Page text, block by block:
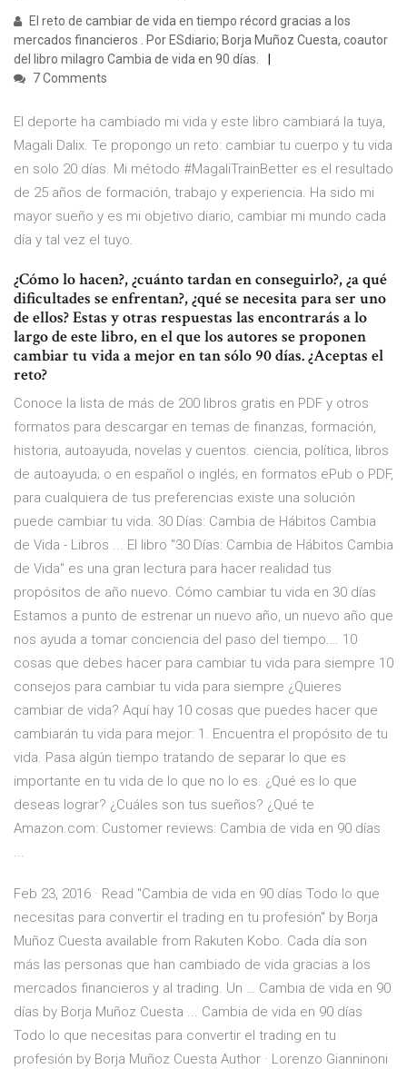
El reto de cambiar de vida en tiempo récord gracias a los
mercados financieros . Por ESdiario; Borja Muñoz Cuesta, coautor
del libro milagro Cambia de vida en 90 días.
7 Comments
El deporte ha cambiado mi vida y este libro cambiará la tuya,
Magali Dalix. Te propongo un reto: cambiar tu cuerpo y tu vida
en solo 20 días. Mi método #MagaliTrainBetter es el resultado
de 25 años de formación, trabajo y experiencia. Ha sido mi
mayor sueño y es mi objetivo diario, cambiar mi mundo cada
día y tal vez el tuyo.
¿Cómo lo hacen?, ¿cuánto tardan en conseguirlo?, ¿a qué
dificultades se enfrentan?, ¿qué se necesita para ser uno
de ellos? Estas y otras respuestas las encontrarás a lo
largo de este libro, en el que los autores se proponen
cambiar tu vida a mejor en tan sólo 90 días. ¿Aceptas el
reto?
Conoce la lista de más de 200 libros gratis en PDF y otros
formatos para descargar en temas de finanzas, formación,
historia, autoayuda, novelas y cuentos. ciencia, política, libros
de autoayuda; o en español o inglés; en formatos ePub o PDF,
para cualquiera de tus preferencias existe una solución
puede cambiar tu vida. 30 Días: Cambia de Hábitos Cambia
de Vida - Libros ... El libro "30 Días: Cambia de Hábitos Cambia
de Vida" es una gran lectura para hacer realidad tus
propósitos de año nuevo. Cómo cambiar tu vida en 30 días
Estamos a punto de estrenar un nuevo año, un nuevo año que
nos ayuda a tomar conciencia del paso del tiempo.… 10
cosas que debes hacer para cambiar tu vida para siempre 10
consejos para cambiar tu vida para siempre ¿Quieres
cambiar de vida? Aquí hay 10 cosas que puedes hacer que
cambiarán tu vida para mejor: 1. Encuentra el propósito de tu
vida. Pasa algún tiempo tratando de separar lo que es
importante en tu vida de lo que no lo es. ¿Qué es lo que
deseas lograr? ¿Cuáles son tus sueños? ¿Qué te
Amazon.com: Customer reviews: Cambia de vida en 90 días
...
Feb 23, 2016 · Read "Cambia de vida en 90 días Todo lo que
necesitas para convertir el trading en tu profesión" by Borja
Muñoz Cuesta available from Rakuten Kobo. Cada día son
más las personas que han cambiado de vida gracias a los
mercados financieros y al trading. Un … Cambia de vida en 90
días by Borja Muñoz Cuesta ... Cambia de vida en 90 días
Todo lo que necesitas para convertir el trading en tu
profesión by Borja Muñoz Cuesta Author · Lorenzo Gianninoni